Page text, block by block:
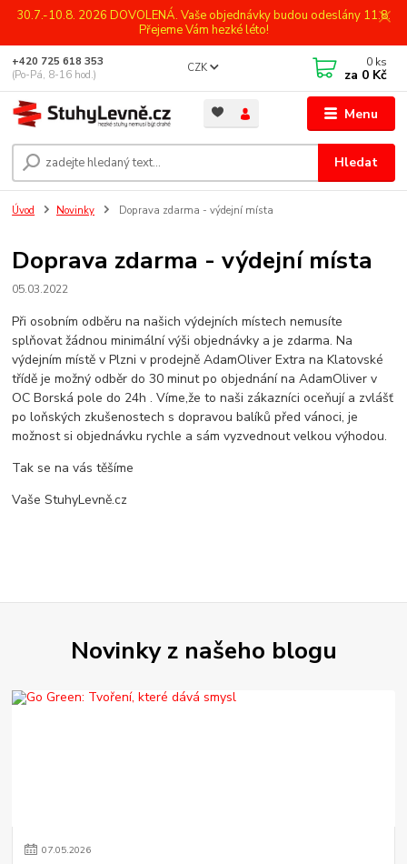
30.7.-10.8. 2026 DOVOLENÁ. Vaše objednávky budou odeslány 11.8.
Přejeme Vám hezké léto!
Menu
CZK
Hledat
+420 725 618 353
(Po-Pá, 8-16 hod.)
0 ks
za 0 Kč
Úvod Novinky Doprava zdarma - výdejní místa
Doprava zdarma - výdejní místa
05.03.2022
Při osobním odběru na našich výdejních místech nemusíte
splňovat žádnou minimální výši objednávky a je zdarma. Na
výdejním místě v Plzni v prodejně AdamOliver Extra na Klatovské
třídě je možný odběr do 30 minut po objednání na AdamOliver v
OC Borská pole do 24h . Víme,že to naši zákazníci oceňují a zvlášť
po loňských zkušenostech s dopravou balíků před vánoci, je
možnost si objednávku rychle a sám vyzvednout velkou výhodou.
Tak se na vás těšíme
Vaše StuhyLevně.cz
Novinky z našeho blogu
07.05.2026